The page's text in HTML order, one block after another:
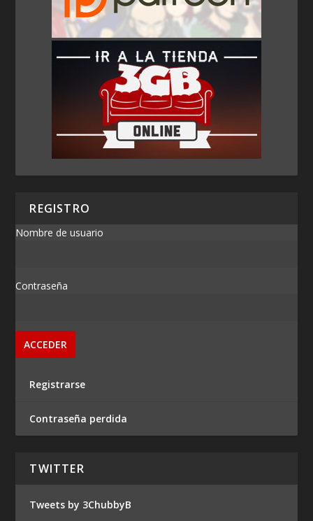
REGISTRO
Nombre de usuario
Contraseña
Registrarse
Contraseña perdida
TWITTER
Tweets by 3ChubbyB